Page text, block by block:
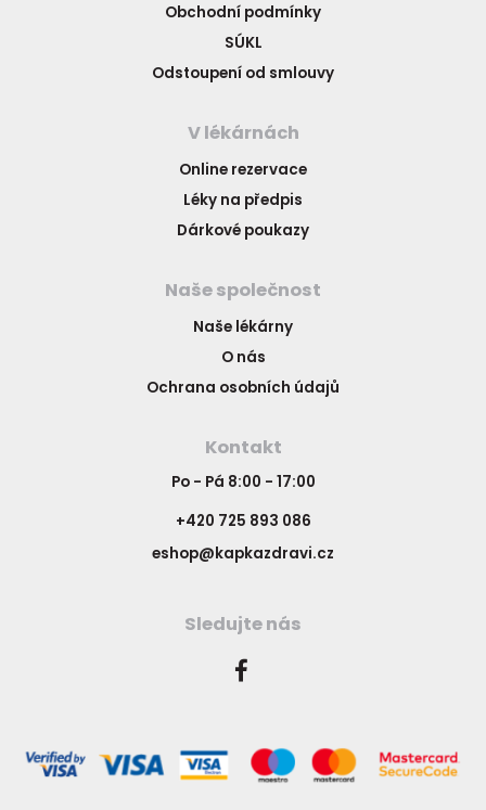
Obchodní podmínky
SÚKL
Odstoupení od smlouvy
V lékárnách
Online rezervace
Léky na předpis
Dárkové poukazy
Naše společnost
Naše lékárny
O nás
Ochrana osobních údajů
Kontakt
Po - Pá 8:00 - 17:00
+420 725 893 086
eshop@kapkazdravi.cz
Sledujte nás